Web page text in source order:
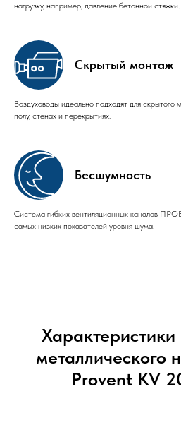
нагрузку, например, давление бетонной стяжки.
Скрытый монтаж
Воздуховоды идеально подходят для скрытого
полу, стенах и перекрытиях.
Бесшумность
Система гибких вентиляционных каналов
самых низких показателей уровня шума.
Характеристики
металлического
Provent KV